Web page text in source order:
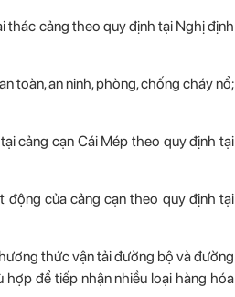
thác cảng theo quy định tại Nghị định
toàn, an ninh, phòng, chống cháy nổ;
cảng cạn Cái Mép theo quy định tại
của cảng cạn theo quy định tại
thức vận tải đường bộ và đường
để tiếp nhận nhiều loại hàng hóa